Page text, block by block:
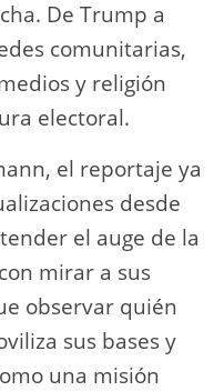
De Trump a
comunitarias,
y religión
electoral.
el reportaje ya
desde
el auge de la
mirar a sus
observar quién
sus bases y
una misión